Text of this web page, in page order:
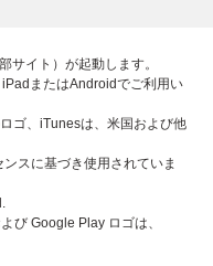
サイト）が起動します。
またはAndroidでご利用い
ゴ、iTunesは、米国および他
スに基づき使用されていま
び Google Play ロゴは、